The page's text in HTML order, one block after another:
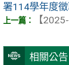
相關公告
署114學年度
【